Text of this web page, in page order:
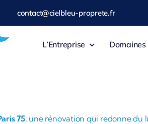
contact@cielbleu-proprete.fr
L’Entreprise Domaines
75, une rénovation qui redonne du